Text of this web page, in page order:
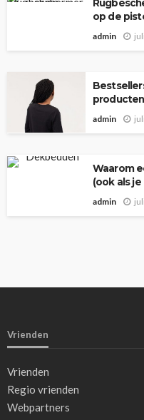
op de
admin
admin
Waarom
(ook als
admin
Vrienden
Vrienden
Regio vrienden
Webpartners